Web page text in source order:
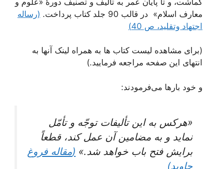
معارف اسلام» در قالب 90 جلد کتاب پرداخت.
(رساله
اجتهاد وتقلید، ص 40)
(برای مشاهده لیست کتاب‌ ها به همراه لینک آنها به
انتهای این صفحه مراجعه فرمایید.)
و خود بارها می‌فرمودند:
«هركس به اين تأليفات توجّه و تأمّل
نمايد و به مضامين آن عمل كند، قطعاً
برايش فتح باب خواهد شد.» (مقاله فروغ
جاوید)